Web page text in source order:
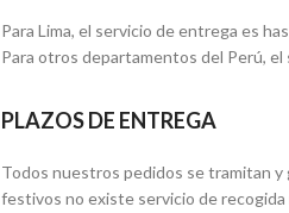
Para Lima, el servicio de entrega es
Para otros departamentos del Perú,
PLAZOS DE ENTREGA
Todos nuestros pedidos se tramitan y
festivos no existe servicio de